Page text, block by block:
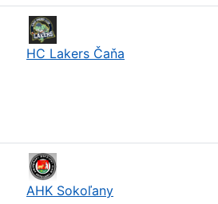
HC Lakers Čaňa
AHK Sokoľany